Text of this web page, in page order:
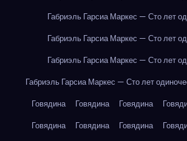
Габриэль Гарсиа Маркес — Сто лет
Габриэль Гарсиа Маркес — Сто лет
Габриэль Гарсиа Маркес — Сто лет
Габриэль Гарсиа Маркес — Сто лет
Говядина
Говядина Говядина
Говядина
Говядина Говядина